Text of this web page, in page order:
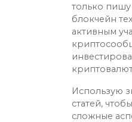
только пишу
блокчейн
активным
Использую
статей,
сложные